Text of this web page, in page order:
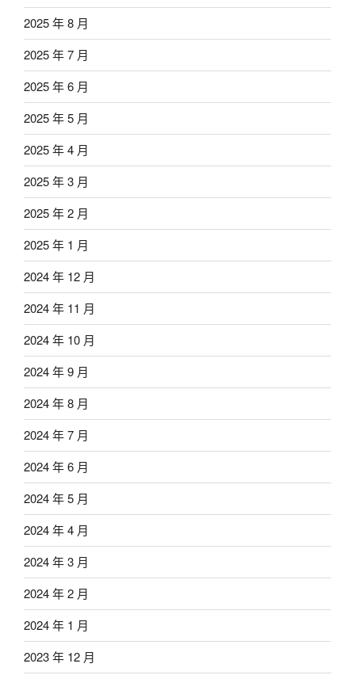
2025 年 8 月
2025 年 7 月
2025 年 6 月
2025 年 5 月
2025 年 4 月
2025 年 3 月
2025 年 2 月
2025 年 1 月
2024 年 12 月
2024 年 11 月
2024 年 10 月
2024 年 9 月
2024 年 8 月
2024 年 7 月
2024 年 6 月
2024 年 5 月
2024 年 4 月
2024 年 3 月
2024 年 2 月
2024 年 1 月
2023 年 12 月